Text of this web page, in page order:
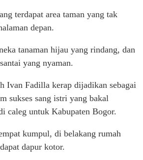
terdapat area taman yang tak
depan.
tanaman hijau yang rindang, dan
yang nyaman.
Ivan Fadilla kerap dijadikan sebagai
sukses sang istri yang bakal
caleg untuk Kabupaten Bogor.
kumpul, di belakang rumah
dapur kotor.